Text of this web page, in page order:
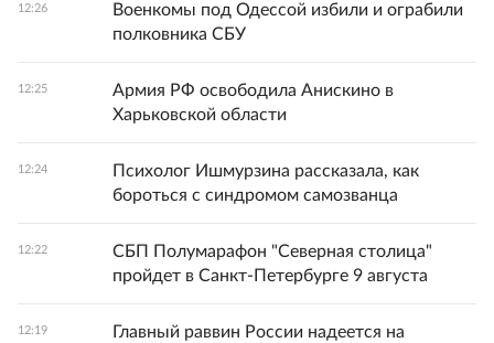
12:26
Военкомы под Одессой избили и ограбили
полковника СБУ
12:25
Армия РФ освободила Анискино в
Харьковской области
12:24
Психолог Ишмурзина рассказала, как
бороться с синдромом самозванца
12:22
СБП Полумарафон "Северная столица"
пройдет в Санкт-Петербурге 9 августа
12:19
Главный раввин России надеется на